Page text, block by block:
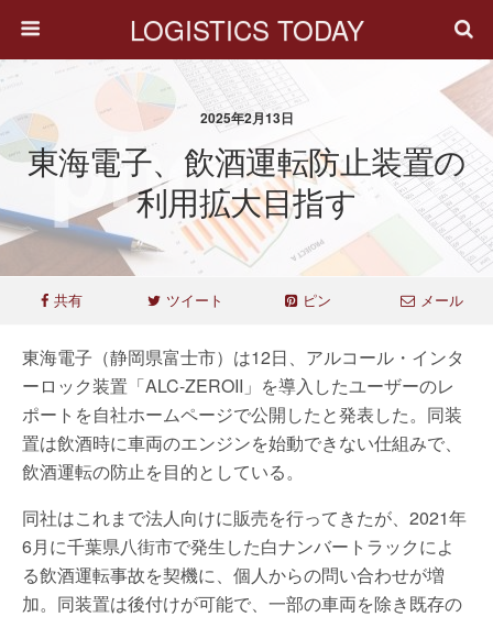
LOGISTICS TODAY
2025年2月13日
東海電子、飲酒運転防止装置の
利用拡大目指す
共有 ツイート ピン メール
東海電子（静岡県富士市）は12日、アルコール・インタ
ーロック装置「ALC-ZEROII」を導入したユーザーのレ
ポートを自社ホームページで公開したと発表した。同装
置は飲酒時に車両のエンジンを始動できない仕組みで、
飲酒運転の防止を目的としている。
同社はこれまで法人向けに販売を行ってきたが、2021年
6月に千葉県八街市で発生した白ナンバートラックによ
る飲酒運転事故を契機に、個人からの問い合わせが増
加。同装置は後付けが可能で、一部の車両を除き既存の